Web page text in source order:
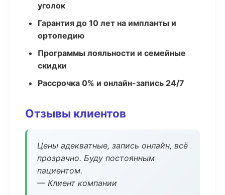
уголок
Гарантия до 10 лет на импланты и
ортопедию
Программы лояльности и семейные
скидки
Рассрочка 0% и онлайн-запись 24/7
Отзывы клиентов
Цены адекватные, запись онлайн, всё
прозрачно. Буду постоянным
пациентом.
— Клиент компании